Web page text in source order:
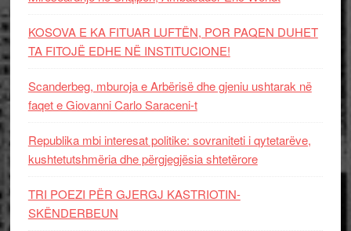
KOSOVA E KA FITUAR LUFTËN, POR PAQEN DUHET
TA FITOJË EDHE NË INSTITUCIONE!
Scanderbeg, mburoja e Arbërisë dhe gjeniu ushtarak në
faqet e Giovanni Carlo Saraceni-t
Republika mbi interesat politike: sovraniteti i qytetarëve,
kushtetutshmëria dhe përgjegjësia shtetërore
TRI POEZI PËR GJERGJ KASTRIOTIN-
SKËNDERBEUN